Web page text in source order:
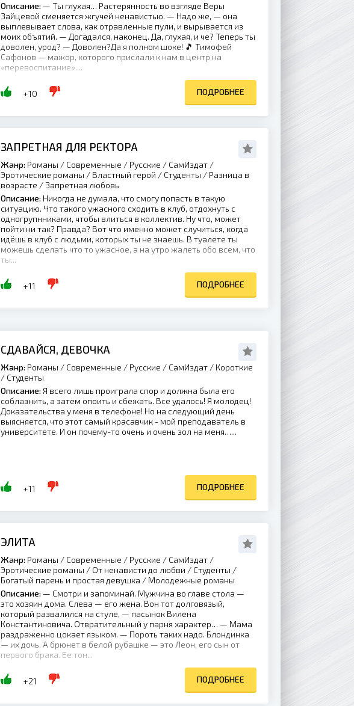
Описание: — Ты глухая… Растерянность во взгляде Веры
Зайцевой сменяется жгучей ненавистью. — Надо же, — она
выплевывает слова, как отравленные пули, и вырывается из
моих объятий. — Догадался, наконец. Да, глухая, и че? Теперь ты
доволен, урод? — Доволен?Да я полном шоке! 🎵 Тимофей
Сафонов — мажор, которого прислали к нам в центр на
«перевоспитание»....
+10 ПОДРОБНЕЕ
ЗАПРЕТНАЯ ДЛЯ РЕКТОРА
Жанр: Романы / Современные / Русские / СамИздат /
Эротические романы / Властный герой / Студенты / Разница в
возрасте / Запретная любовь
Описание: Никогда не думала, что смогу попасть в такую
ситуацию. Что такого ужасного сходить в клуб, отдохнуть с
одногрупнниками, чтобы влиться в коллектив. Ну что, может
пойти ни так? Правда? Вот что именно может случиться, когда
идёшь в клуб с людьми, которых ты не знаешь. В туалете ты
можешь сделать что то ужасное, а на утро жалеть обо всем, что
ты...
+11 ПОДРОБНЕЕ
СДАВАЙСЯ, ДЕВОЧКА
Жанр: Романы / Современные / Русские / СамИздат / Короткие
/ Студенты
Описание: Я всего лишь проиграла спор и должна была его
соблазнить, а затем опоить и сбежать. Все удалось! Я молодец!
Доказательства у меня в телефоне! Но на следующий день
выясняется, что этот самый красавчик - мой преподаватель в
университете. И он почему-то очень и очень зол на меня…...
+11 ПОДРОБНЕЕ
ЭЛИТА
Жанр: Романы / Современные / Русские / СамИздат /
Эротические романы / От ненависти до любви / Студенты /
Богатый парень и простая девушка / Молодежные романы
Описание: — Смотри и запоминай. Мужчина во главе стола —
это хозяин дома. Слева — его жена. Вон тот долговязый,
который развалился на стуле, — пасынок Вилена
Константиновича. Отвратительный у парня характер… — Мама
раздраженно цокает языком. — Пороть таких надо. Блондинка
— их дочь. А брюнет в белой рубашке — это Леон, его сын от
первого брака. Ее тон...
+21 ПОДРОБНЕЕ